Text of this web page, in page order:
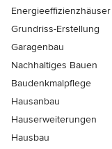
Energieeffizienzhäuser
Grundriss-Erstellung
Garagenbau
Nachhaltiges Bauen
Baudenkmalpflege
Hausanbau
Hauserweiterungen
Hausbau